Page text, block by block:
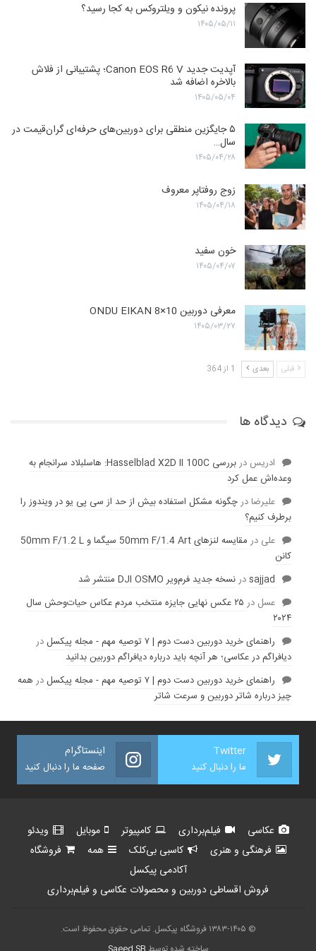
پرونده نیکون و ویلتروکس به کجا رسید؟
۱۴۰۵/۰۵/۱۱
آپدیت جدید Canon EOS R6 V؛ پشتیبانی از فلاش
بالاخره اضافه شد
۱۴۰۵/۰۵/۰۴
۵ جایگزین منطقی برای دوربین‌های حرفه‌ای گران‌قیمت در
سال…
۱۴۰۵/۰۴/۲۸
زوج روفتاپر معروف
۱۴۰۵/۰۴/۱۸
خون سفید
۱۴۰۵/۰۴/۰۷
معرفی دوربین ONDU EIKAN 8×10
۱۴۰۵/۰۳/۲۷
قبلی بعدی 1 از 364
دیدگاه ها
ادریس در
بررسی Hasselblad X2D II 100C: هاسلبلاد سرانجام به
وعده‌‌اش عمل کرد
عليرضادرچگونه مشکل استفاده بیش از حد از سی پی یو در ویندوز را
برطرف کنیم؟
علی در
مقایسه لنز‌های 50mm F/1.4 Art سیگما و 50mm F/1.2 L
کانن
sajjadدرنسخه جدید فرم‌ویر DJI OSMO منتشر شد
عسل در
۲۵ عکس نهایی جایزه منتخب مردم عکاس حیات‌وحش سال
۲۰۲۴
راهنمای خرید دوربین دست دوم | ۷ توصیه مهم - مجله پیکسل
در
دیافراگم در عکاسی؛ هر آنچه باید درباره دیافراگم دوربین بدانید
راهنمای خرید دوربین دست دوم | ۷ توصیه مهم - مجله پیکسل
در همه
چیز درباره شاتر دوربین و سرعت شاتر
Twitter
ما را دنبال کنید
اینستاگرام
صفحه ما را دنبال کنید
عکاسی فیلم‌برداری کامپیوتر موبایل
ویدئو
فرهنگی و هنری
کاسبی بی‌کلک همه
فروشگاه
آکادمی پیکسل
فروش اقساطی دوربین و محصولات عکاسی و فیلم‌برداری
© ۱۳۸۳-۱۴۰۵ فروشگاه پیکسل. تمامی حقوق محفوظ است.